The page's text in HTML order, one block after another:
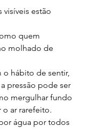
visíveis estão
quem
molhado de
o hábito de sentir,
pressão pode ser
mergulhar fundo
ar rarefeito.
água por todos